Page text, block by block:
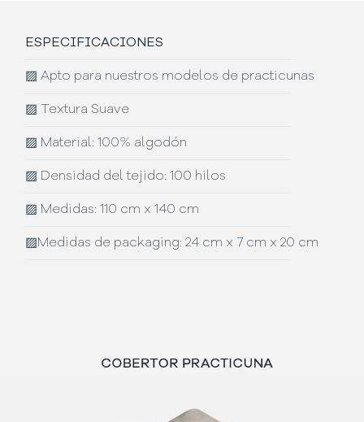
ESPECIFICACIONES
▨ Apto para nuestros modelos de practicunas
▨ Textura Suave
▨ Material: 100% algodón
▨ Densidad del tejido: 100 hilos
▨ Medidas: 110 cm x 140 cm
▨Medidas de packaging: 24 cm x 7 cm x 20 cm